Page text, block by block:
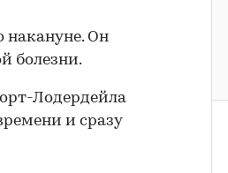
накануне. Он
болезни.
Лодердейла
и сразу